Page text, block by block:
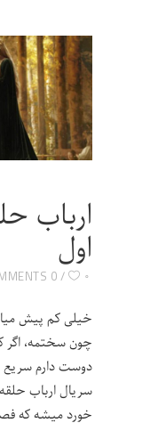
ارباب
اول
0 COMMENTS ۰
خیلی کم پیش
چون سختمه، اگر
دوست دارم سریع
سریال ارباب
خورد میشه که